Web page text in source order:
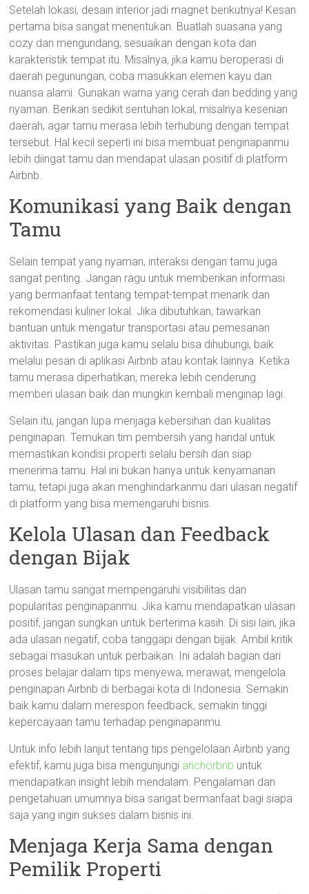
Setelah lokasi, desain interior jadi magnet berikutnya! Kesan
pertama bisa sangat menentukan. Buatlah suasana yang
cozy dan mengundang, sesuaikan dengan kota dan
karakteristik tempat itu. Misalnya, jika kamu beroperasi di
daerah pegunungan, coba masukkan elemen kayu dan
nuansa alami. Gunakan warna yang cerah dan bedding yang
nyaman. Berikan sedikit sentuhan lokal, misalnya kesenian
daerah, agar tamu merasa lebih terhubung dengan tempat
tersebut. Hal kecil seperti ini bisa membuat penginapanmu
lebih diingat tamu dan mendapat ulasan positif di platform
Airbnb.
Komunikasi yang Baik dengan
Tamu
Selain tempat yang nyaman, interaksi dengan tamu juga
sangat penting. Jangan ragu untuk memberikan informasi
yang bermanfaat tentang tempat-tempat menarik dan
rekomendasi kuliner lokal. Jika dibutuhkan, tawarkan
bantuan untuk mengatur transportasi atau pemesanan
aktivitas. Pastikan juga kamu selalu bisa dihubungi, baik
melalui pesan di aplikasi Airbnb atau kontak lainnya. Ketika
tamu merasa diperhatikan, mereka lebih cenderung
memberi ulasan baik dan mungkin kembali menginap lagi.
Selain itu, jangan lupa menjaga kebersihan dan kualitas
penginapan. Temukan tim pembersih yang handal untuk
memastikan kondisi properti selalu bersih dan siap
menerima tamu. Hal ini bukan hanya untuk kenyamanan
tamu, tetapi juga akan menghindarkanmu dari ulasan negatif
di platform yang bisa memengaruhi bisnis.
Kelola Ulasan dan Feedback
dengan Bijak
Ulasan tamu sangat mempengaruhi visibilitas dan
popularitas penginapanmu. Jika kamu mendapatkan ulasan
positif, jangan sungkan untuk berterima kasih. Di sisi lain, jika
ada ulasan negatif, coba tanggapi dengan bijak. Ambil kritik
sebagai masukan untuk perbaikan. Ini adalah bagian dari
proses belajar dalam tips menyewa, merawat, mengelola
penginapan Airbnb di berbagai kota di Indonesia. Semakin
baik kamu dalam merespon feedback, semakin tinggi
kepercayaan tamu terhadap penginapanmu.
Untuk info lebih lanjut tentang tips pengelolaan Airbnb yang
efektif, kamu juga bisa mengunjungi anchorbnb untuk
mendapatkan insight lebih mendalam. Pengalaman dan
pengetahuan umumnya bisa sangat bermanfaat bagi siapa
saja yang ingin sukses dalam bisnis ini.
Menjaga Kerja Sama dengan
Pemilik Properti